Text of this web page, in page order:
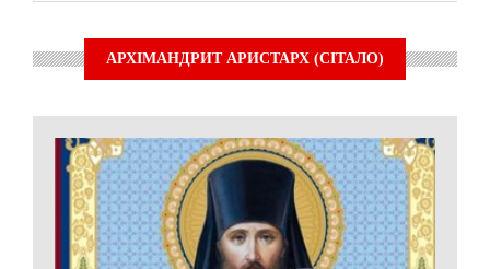
АРХІМАНДРИТ АРИСТАРХ (СІТАЛО)